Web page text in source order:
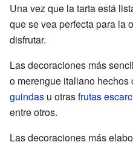
Una vez que la tarta está
que se vea perfecta para la
disfrutar.
Las decoraciones más
o merengue italiano hechos
guindas u otrasfrutas
entre otros.
Las decoraciones más